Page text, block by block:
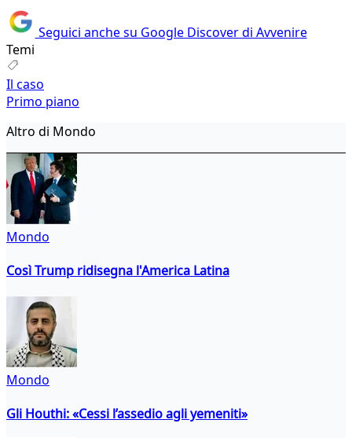
Seguici anche su Google Discover di Avvenire
Temi
Il caso
Primo piano
Altro di Mondo
Mondo
Così Trump ridisegna l'America Latina
Mondo
Gli Houthi: «Cessi l’assedio agli yemeniti»